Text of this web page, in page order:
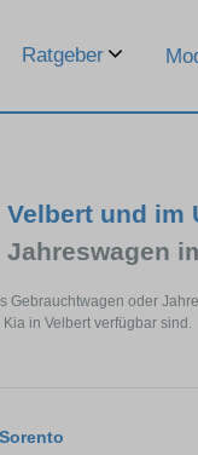
Ratgeber
und im
oder
in Velbert verfügbar sind.